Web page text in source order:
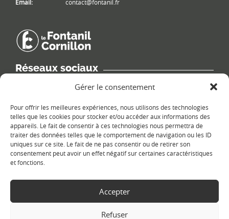
Gérer le consentement
Pour offrir les meilleures expériences, nous utilisons des technologies
telles que les cookies pour stocker et/ou accéder aux informations des
appareils. Le fait de consentir à ces technologies nous permettra de
traiter des données telles que le comportement de navigation ou les ID
uniques sur ce site. Le fait de ne pas consentir ou de retirer son
consentement peut avoir un effet négatif sur certaines caractéristiques
et fonctions.
Accepter
Refuser
Email:
contact@fontanil.fr
Réseaux sociaux
Retrouvez les informations de la commune sur différents réseaux
Le plan du site